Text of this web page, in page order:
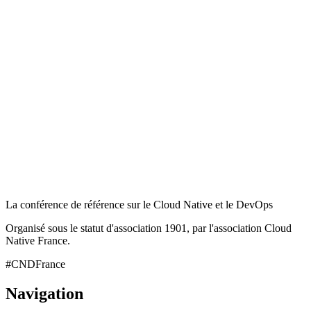
La conférence de référence sur le Cloud Native et le DevOps
Organisé sous le statut d'association 1901, par l'association Cloud
Native France.
#CNDFrance
Navigation